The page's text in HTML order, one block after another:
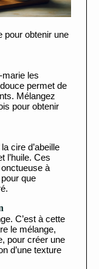
pour obtenir une
les
permet de
Mélangez
pour obtenir
cire d’abeille
l’huile. Ces
à
que
C’est à cette
le mélange,
pour créer une
d’une texture